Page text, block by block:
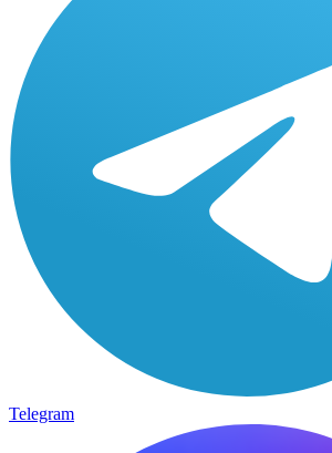
Telegram